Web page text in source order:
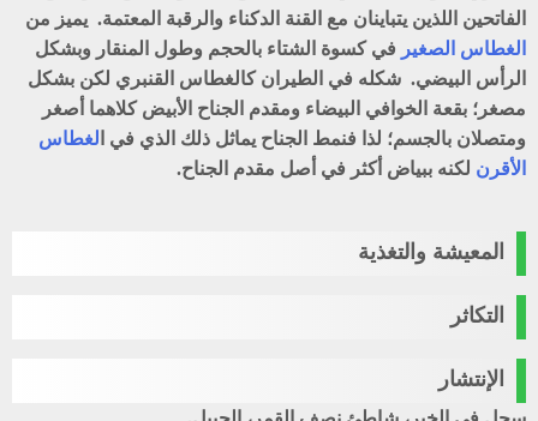
الفاتحين اللذين يتباينان مع القنة الدكناء والرقبة المعتمة. يميز من
الغطاس الصغير في كسوة الشتاء بالحجم وطول المنقار وبشكل
الرأس البيضي. شكله في الطيران كالغطاس القنبري لكن بشكل
مصغر؛ بقعة الخوافي البيضاء ومقدم الجناح الأبيض كلاهما أصغر
ومتصلان بالجسم؛ لذا فنمط الجناح يماثل ذلك الذي في ا لغطاس
الأقرن لكنه ببياض أكثر في أصل مقدم الجناح.
المعيشة والتغذية
التكاثر
الإنتشار